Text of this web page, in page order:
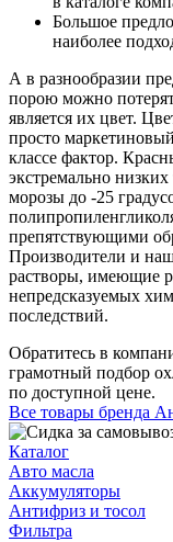
Большое
наиболее
А в разнообразии
порою можно
является их цвет.
просто
классе фактор.
экстремально
морозы до -25
препятствующими
Производители и
растворы, имеющие
непредсказуемых
последствий.
Обратитесь в
грамотный подбор
по доступной цене.
Все товары бренда
Каталог
Авто масла
Аккумуляторы
Антифриз и тосол
Фильтра